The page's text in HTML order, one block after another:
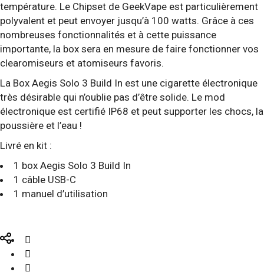
température. Le Chipset de GeekVape est particulièrement
polyvalent et peut envoyer jusqu’à 100 watts. Grâce à ces
nombreuses fonctionnalités et à cette puissance
importante, la box sera en mesure de faire fonctionner vos
clearomiseurs et atomiseurs favoris.
La Box Aegis Solo 3 Build In est une cigarette électronique
très désirable qui n’oublie pas d’être solide. Le mod
électronique est certifié IP68 et peut supporter les chocs, la
poussière et l’eau !
Livré en kit :
1 box Aegis Solo 3 Build In
1 câble USB-C
1 manuel d’utilisation